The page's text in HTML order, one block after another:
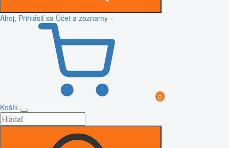
Ahoj, Prihlásiť sa Účet a zoznamy
0
Košík